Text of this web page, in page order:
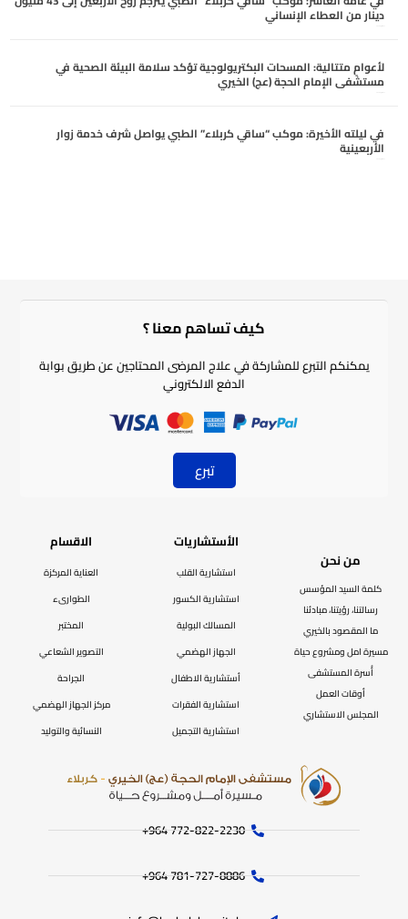
دينار من العطاء الإنساني
لأعوامٍ متتالية: المسحات البكتريولوجية تؤكد سلامة البيئة الصحية في
مستشفى الإمام الحجة (عج) الخيري
في ليلته الأخيرة: موكب “ساقي كربلاء” الطبي يواصل شرف خدمة زوار
الأربعينية
772-822-2230‏ 964+
781-727-8886 964+
الاقسام
العناية المركزة
الطوارىء
المختبر
التصوير الشعاعي
الجراحة
مركز الجهاز الهضمي
النسائية والتوليد
الأستشاريات
استشارية القلب
استشارية الكسور
المسالك البولية
الجهاز الهضمي
أستشارية الاطفال
استشارية الفقرات
استشارية التجميل
من نحن
كلمة السيد المؤسس
رسالتنا، رؤيتنا، مبادئنا
ما المقصود بالخيري
مسيرة امل ومشروع حياة
أُسرة المستشفى
أوقات العمل
المجلس الاستشاري
كيف تساهم معنا ؟​
يمكنكم التبرع للمشاركة في علاج المرضى المحتاجين عن طريق بوابة
الدفع الالكتروني
تبرع